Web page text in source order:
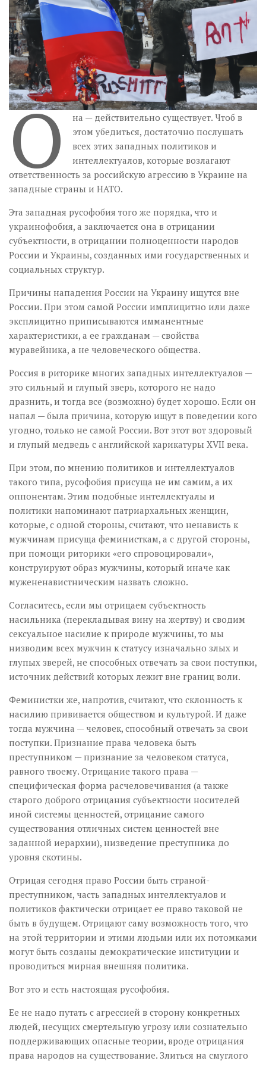
Візуальне
Научпоп
Головне
Цитати
Inter/antinational
О
на — действительно существует. Чтоб в
этом убедиться, достаточно послушать
всех этих западных политиков и
интеллектуалов, которые возлагают
ответственность за российскую агрессию в Украине на
западные страны и НАТО.
Эта западная русофобия того же порядка, что и
украинофобия, а заключается она в отрицании
субъектности, в отрицании полноценности народов
России и Украины, созданных ими государственных и
социальных структур.
Причины нападения России на Украину ищутся вне
России. При этом самой России имплицитно или даже
эксплицитно приписываются имманентные
характеристики, а ее гражданам — свойства
муравейника, а не человеческого общества.
Россия в риторике многих западных интеллектуалов —
это сильный и глупый зверь, которого не надо
дразнить, и тогда все (возможно) будет хорошо. Если он
напал — была причина, которую ищут в поведении кого
угодно, только не самой России. Вот этот вот здоровый
и глупый медведь с английской карикатуры XVII века.
При этом, по мнению политиков и интеллектуалов
такого типа, русофобия присуща не им самим, а их
оппонентам. Этим подобные интеллектуалы и
политики напоминают патриархальных женщин,
которые, с одной стороны, считают, что ненависть к
мужчинам присуща феминисткам, а с другой стороны,
при помощи риторики «его спровоцировали»,
конструируют образ мужчины, который иначе как
мужененавистническим назвать сложно.
Согласитесь, если мы отрицаем субъектность
насильника (перекладывая вину на жертву) и сводим
сексуальное насилие к природе мужчины, то мы
низводим всех мужчин к статусу изначально злых и
глупых зверей, не способных отвечать за свои поступки,
источник действий которых лежит вне границ воли.
Феминистки же, напротив, считают, что склонность к
насилию прививается обществом и культурой. И даже
тогда мужчина — человек, способный отвечать за свои
поступки. Признание права человека быть
преступником — признание за человеком статуса,
равного твоему. Отрицание такого права —
специфическая форма расчеловечивания (а также
старого доброго отрицания субъектности носителей
иной системы ценностей, отрицание самого
существования отличных систем ценностей вне
заданной иерархии), низведение преступника до
уровня скотины.
Отрицая сегодня право России быть страной-
преступником, часть западных интеллектуалов и
политиков фактически отрицает ее право таковой не
быть в будущем. Отрицают саму возможность того, что
на этой территории и этими людьми или их потомками
могут быть созданы демократические институции и
проводиться мирная внешняя политика.
Вот это и есть настоящая русофобия.
Ее не надо путать с агрессией в сторону конкретных
людей, несущих смертельную угрозу или сознательно
поддерживающих опасные теории, вроде отрицания
права народов на существование. Злиться на смуглого